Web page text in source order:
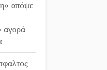
απόψε
αγορά